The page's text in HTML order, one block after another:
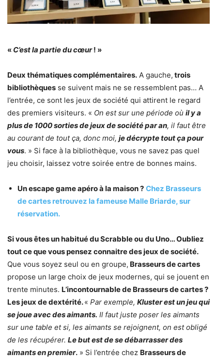
« C’est la partie du cœur! »
Deux thématiques complémentaires. A gauche, trois
bibliothèques se suivent mais ne se ressemblent pas… A
l’entrée, ce sont les jeux de société qui attirent le regard
des premiers visiteurs. « On est sur une période où il y a
plus de 1000 sorties de jeux de société par an, il faut être
au courant de tout ça, donc moi, je décrypte tout ça pour
vous. » Si face à la bibliothèque, vous ne savez pas quel
jeu choisir, laissez votre soirée entre de bonnes mains.
Un escape game apéro à la maison ? Chez Brasseurs
de cartes retrouvez la fameuse Malle Briarde, sur
réservation.
Si vous êtes un habitué du Scrabble ou du Uno… Oubliez
tout ce que vous pensez connaitre des jeux de société.
Que vous soyez seul ou en groupe, Brasseurs de cartes
propose un large choix de jeux modernes, qui se jouent en
trente minutes. L’incontournable de Brasseurs de cartes ?
Les jeux de dextérité.« Par exemple, Kluster est un jeu qui
se joue avec des aimants. Il faut juste poser les aimants
sur une table et si, les aimants se rejoignent, on est obligé
de les récupérer. Le but est de se débarrasser des
aimants en premier. » Si l’entrée chez Brasseurs de